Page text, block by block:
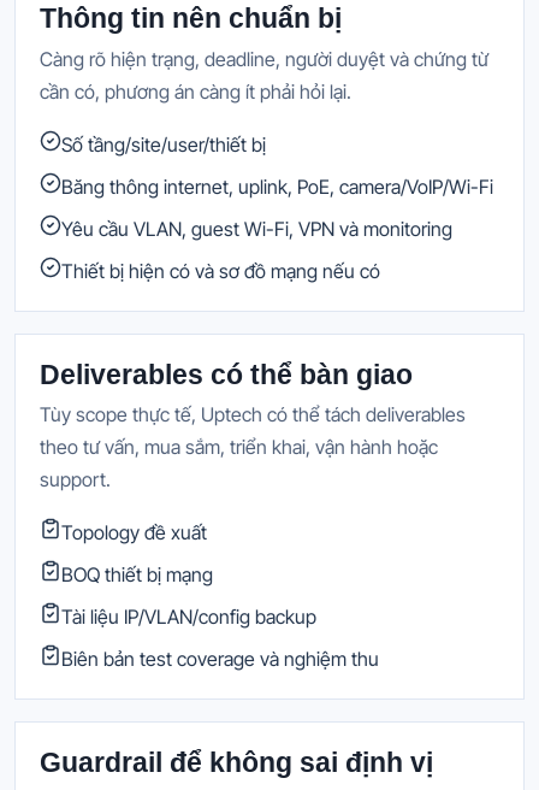
Thông tin nên chuẩn bị
Càng rõ hiện trạng, deadline, người duyệt và chứng từ
cần có, phương án càng ít phải hỏi lại.
Số tầng/site/user/thiết bị
Băng thông internet, uplink, PoE, camera/VoIP/Wi-Fi
Yêu cầu VLAN, guest Wi-Fi, VPN và monitoring
Thiết bị hiện có và sơ đồ mạng nếu có
Deliverables có thể bàn giao
Tùy scope thực tế, Uptech có thể tách deliverables
theo tư vấn, mua sắm, triển khai, vận hành hoặc
support.
Topology đề xuất
BOQ thiết bị mạng
Tài liệu IP/VLAN/config backup
Biên bản test coverage và nghiệm thu
Guardrail để không sai định vị